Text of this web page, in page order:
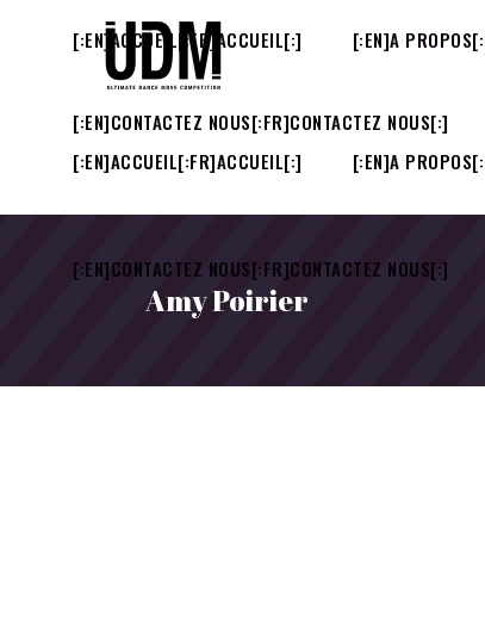
[:EN]ACCUEIL[:FR]ACCUEIL[:] [:EN]A
[:EN]CONTACTEZ NOUS[:FR]CONTACTEZ NOUS[:]
[:EN]ACCUEIL[:FR]ACCUEIL[:] [:EN]A
[:EN]CONTACTEZ NOUS[:FR]CONTACTEZ NOUS[:]
Amy Poirier